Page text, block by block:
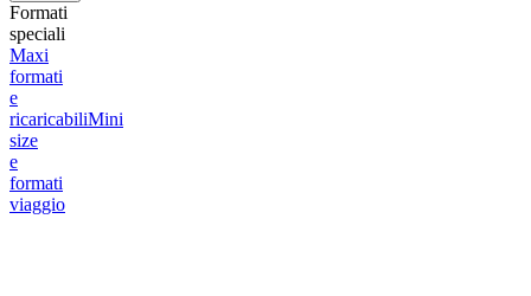
Formati
speciali
Maxi
formati
e
ricaricabiliMini
size
e
formati
viaggio